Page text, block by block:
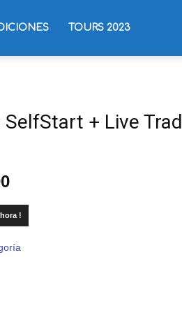
TOURS 2023
SelfStart + Live
!